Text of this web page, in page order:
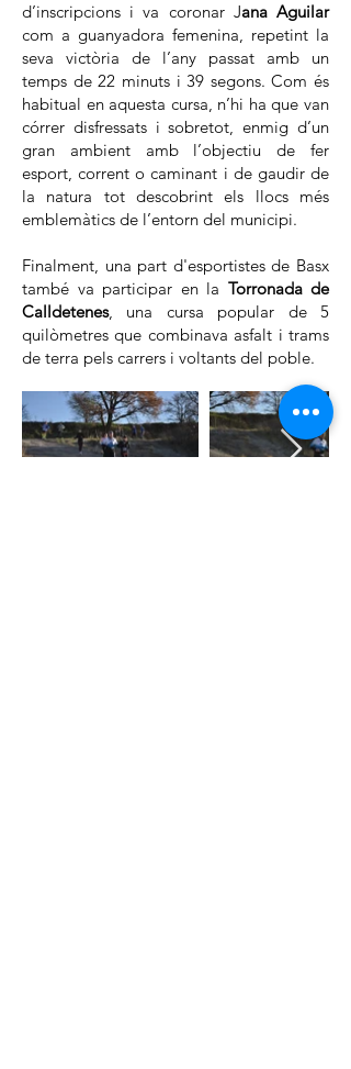
d’inscripcions i va coronar Jana Aguilar
com a guanyadora femenina, repetint la
seva victòria de l’any passat amb un
temps de 22 minuts i 39 segons. Com és
habitual en aquesta cursa, n’hi ha que van
córrer disfressats i sobretot, enmig d’un
gran ambient amb l’objectiu de fer
esport, corrent o caminant i de gaudir de
la natura tot descobrint els llocs més
emblemàtics de l’entorn del municipi.
Finalment, una part d'esportistes de Basx
també va participar en la Torronada de
Calldetenes, una cursa popular de 5
quilòmetres que combinava asfalt i trams
de terra pels carrers i voltants del poble.